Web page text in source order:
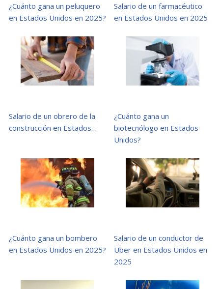
¿Cuánto gana un peluquero
en Estados Unidos en 2025?
Salario de un farmacéutico
en Estados Unidos en 2025
Salario de un obrero de la
construcción en Estados…
¿Cuánto gana un
biotecnólogo en Estados
Unidos?
¿Cuánto gana un bombero
en Estados Unidos en 2025?
Salario de un conductor de
Uber en Estados Unidos en
2025